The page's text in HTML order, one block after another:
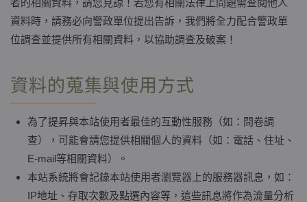
資料時，請務必向警政單位提出告訴，我們將全力配合警政單
位調查並提供所有相關資料，以協助調查及破案！
資料的蒐集與使用方式
為了提昇與本站使用者最佳的互動性服務（如：問卷調
查），可能會請您提供相關個人的資料（如：電話、住址、
E-mail等相關資料）。
本站系統將會記錄本站使用者瀏覽器上的服務器訊息，如：
IP地址、存取次數及點選內容等，這些訊息將作為流量分析